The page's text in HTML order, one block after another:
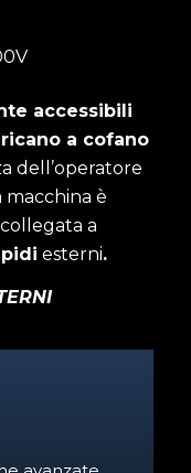
accessibili
a cofano
dell’operatore
macchina è
a
esterni.